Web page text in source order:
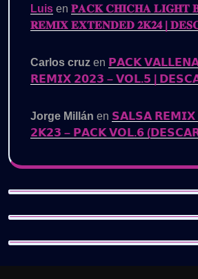
Luis en 𝐏𝐀𝐂𝐊 𝐂𝐇𝐈𝐂𝐇𝐀 𝐋𝐈𝐆𝐇𝐓
𝐑𝐄𝐌𝐈𝐗 𝐄𝐗𝐓𝐄𝐍𝐃𝐄𝐃 𝟐𝐊𝟐𝟒 |
Carlos cruz en 𝗣𝗔𝗖𝗞
𝗥𝗘𝗠𝗜𝗫 𝟮𝟬𝟮𝟯 – 𝗩𝗢𝗟.𝟱 |
Jorge Millán en 𝗦𝗔𝗟𝗦𝗔
𝟮𝗞𝟮𝟯 – 𝗣𝗔𝗖𝗞 𝗩𝗢𝗟.𝟲